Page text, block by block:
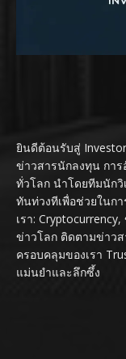
ยินดีต้อนรับสู่
ข่าวสารนักลงทุน การ
ทั่วโลก นำโดยทีมนักวิ
ทันท่วงทีเพื่อช่วยในก
เรา:
ข่าวโลก ติดตามข่าว
ครอบคลุมของเรา
แม่นยำและลึกซึ้ง